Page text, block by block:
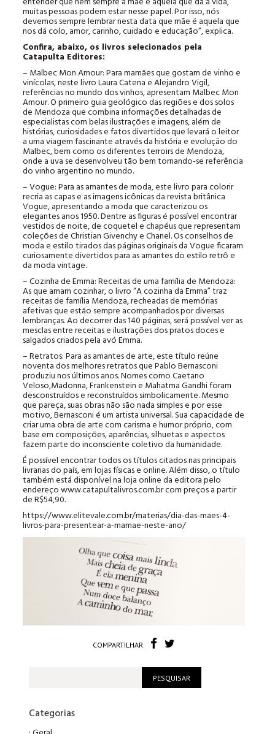
muitas pessoas podem estar nesse papel. Por isso, nós
devemos sempre lembrar nesta data que mãe é aquela que
nos dá colo, amor, carinho, cuidado e educação”, explica.
Confira, abaixo, os livros selecionados pela
Catapulta Editores:
– Malbec Mon Amour: Para mamães que gostam de vinho e
vinícolas, neste livro Laura Catena e Alejandro Vigil,
referências no mundo dos vinhos, apresentam Malbec Mon
Amour. O primeiro guia geológico das regiões e dos solos
de Mendoza que combina informações detalhadas de
especialistas com belas ilustrações e imagens, além de
histórias, curiosidades e fatos divertidos que levará o leitor
a uma viagem fascinante através da história e evolução do
Malbec, bem como os diferentes terroirs de Mendoza,
onde a uva se desenvolveu tão bem tornando-se referência
do vinho argentino no mundo.
– Vogue: Para as amantes de moda, este livro para colorir
recria as capas e as imagens icônicas da revista britânica
Vogue, apresentando a moda que caracterizou os
elegantes anos 1950. Dentre as figuras é possível encontrar
vestidos de noite, de coquetel e chapéus que representam
coleções de Christian Givenchy e Chanel. Os conselhos de
moda e estilo tirados das páginas originais da Vogue ficaram
curiosamente divertidos para as amantes do estilo retrô e
da moda vintage.
– Cozinha de Emma: Receitas de uma família de Mendoza:
As que amam cozinhar, o livro “A cozinha da Emma” traz
receitas de família Mendoza, recheadas de memórias
afetivas que estão sempre acompanhados por diversas
lembranças. Ao decorrer das 140 páginas, será possível ver as
mesclas entre receitas e ilustrações dos pratos doces e
salgados criados pela avó Emma.
– Retratos: Para as amantes de arte, este título reúne
noventa dos melhores retratos que Pablo Bernasconi
produziu nos últimos anos. Nomes como Caetano
Veloso,Madonna, Frankenstein e Mahatma Gandhi foram
desconstruídos e reconstruídos simbolicamente. Mesmo
que pareça, suas obras não são nada simples e por esse
motivo, Bernasconi é um artista universal. Sua capacidade de
criar uma obra de arte com carisma e humor próprio, com
base em composições, aparências, silhuetas e aspectos
fazem parte do inconsciente coletivo da humanidade.
É possível encontrar todos os títulos citados nas principais
livrarias do país, em lojas físicas e online. Além disso, o título
também está disponível na loja online da editora pelo
endereço www.catapultalivros.com.br com preços a partir
de R$54,90.
https://www.elitevale.com.br/materias/dia-das-maes-4-
livros-para-presentear-a-mamae-neste-ano/
COMPARTILHAR
Categorias